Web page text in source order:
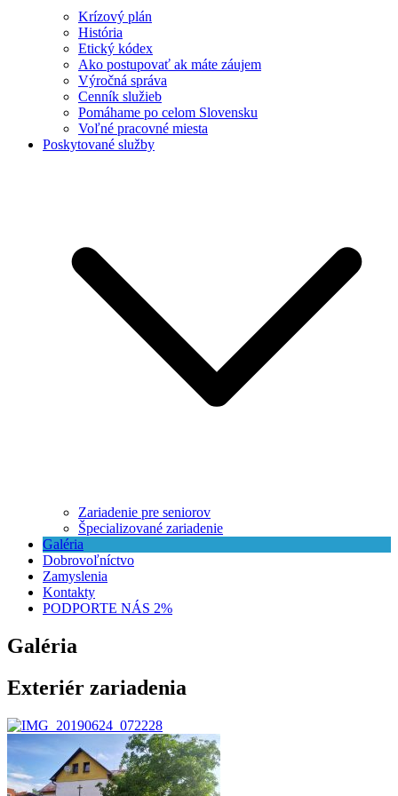
Krízový plán
História
Etický kódex
Ako postupovať ak máte záujem
Výročná správa
Cenník služieb
Pomáhame po celom Slovensku
Voľné pracovné miesta
Poskytované služby
Zariadenie pre seniorov
Špecializované zariadenie
Galéria
Dobrovoľníctvo
Zamyslenia
Kontakty
PODPORTE NÁS 2%
Galéria
Exteriér zariadenia